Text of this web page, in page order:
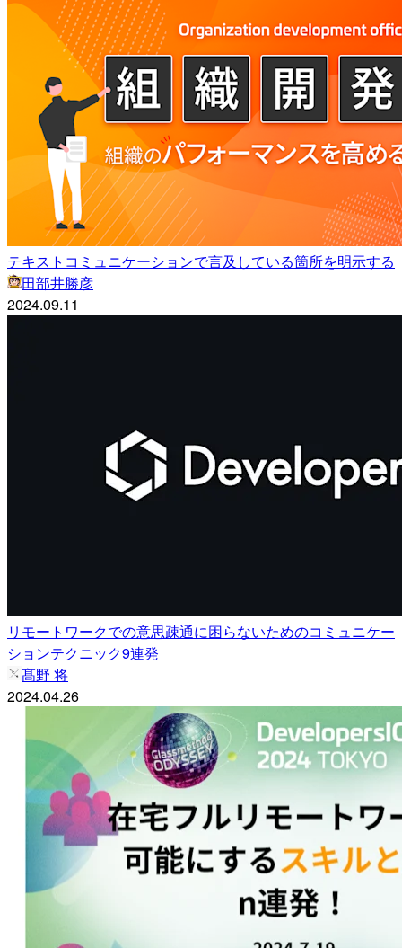
テキストコミュニケーションで言及している箇所を明示する
田部井勝彦
2024.09.11
リモートワークでの意思疎通に困らないためのコミュニケー
ションテクニック9連発
髙野 将
2024.04.26